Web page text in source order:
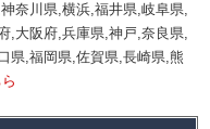
奈川県,横浜,福井県,岐阜県,
,大阪府,兵庫県,神戸,奈良県,
県,福岡県,佐賀県,長崎県,熊